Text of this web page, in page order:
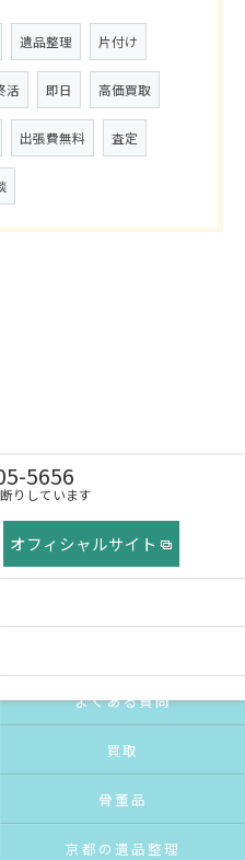
遺品整理 片付け
活 即日 高価買取
出張費無料 査定
5656
りしています
オフィシャルサイト
よくある質問
買取
骨董品
京都の遺品整理